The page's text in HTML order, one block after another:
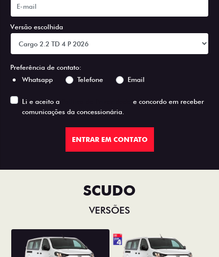
Versão escolhida
Preferência de contato:
Whatsapp
Telefone Email
Li e aceito a
e concordo em receber
comunicações da concessionária.
ENTRAR EM CONTATO
SCUDO
VERSÕES